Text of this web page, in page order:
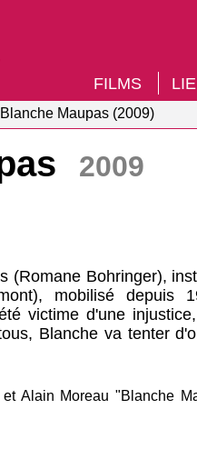
FILMS
Blanche Maupas (2009)
2009
(Romane Bohringer),
mobilisé depuis
victime d'une
Blanche va tenter
Alain Moreau "Blanche